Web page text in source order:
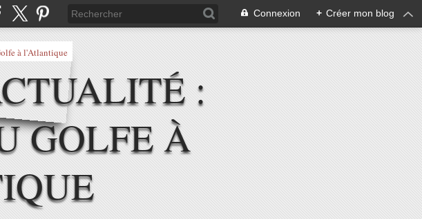
Connexion + Créer mon blog
:
GOLFE À